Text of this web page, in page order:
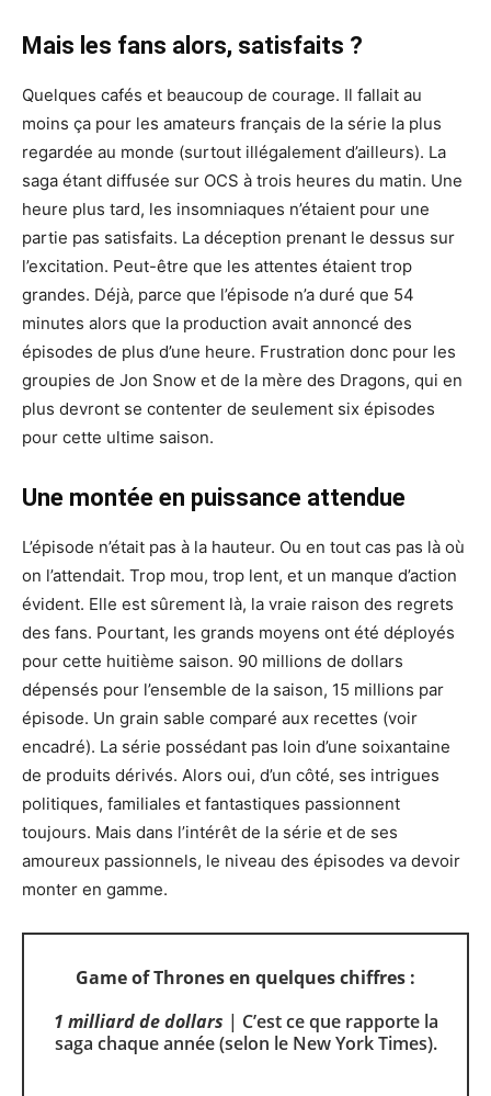
Mais les fans alors, satisfaits ?
Quelques cafés et beaucoup de courage. Il fallait au
moins ça pour les amateurs français de la série la plus
regardée au monde (surtout illégalement d’ailleurs). La
saga étant diffusée sur OCS à trois heures du matin. Une
heure plus tard, les insomniaques n’étaient pour une
partie pas satisfaits. La déception prenant le dessus sur
l’excitation. Peut-être que les attentes étaient trop
grandes. Déjà, parce que l’épisode n’a duré que 54
minutes alors que la production avait annoncé des
épisodes de plus d’une heure. Frustration donc pour les
groupies de Jon Snow et de la mère des Dragons, qui en
plus devront se contenter de seulement six épisodes
pour cette ultime saison.
Une montée en puissance attendue
L’épisode n’était pas à la hauteur. Ou en tout cas pas là où
on l’attendait. Trop mou, trop lent, et un manque d’action
évident. Elle est sûrement là, la vraie raison des regrets
des fans. Pourtant, les grands moyens ont été déployés
pour cette huitième saison. 90 millions de dollars
dépensés pour l’ensemble de la saison, 15 millions par
épisode. Un grain sable comparé aux recettes (voir
encadré). La série possédant pas loin d’une soixantaine
de produits dérivés. Alors oui, d’un côté, ses intrigues
politiques, familiales et fantastiques passionnent
toujours. Mais dans l’intérêt de la série et de ses
amoureux passionnels, le niveau des épisodes va devoir
monter en gamme.
Game of Thrones en quelques chiffres :
1 milliard de dollars | C’est ce que rapporte la
saga chaque année (selon le New York Times).